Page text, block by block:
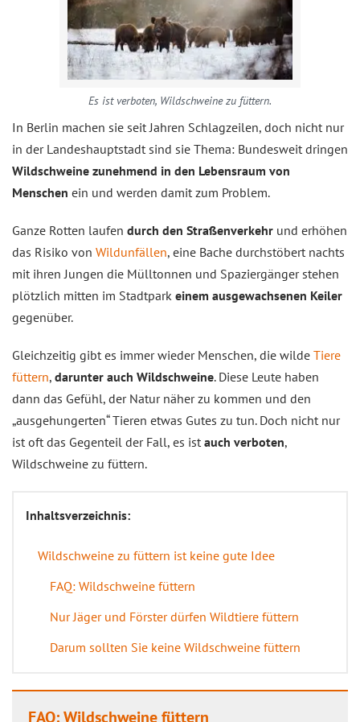
Es ist verboten, Wildschweine zu füttern.
In Berlin machen sie seit Jahren Schlagzeilen, doch nicht nur
in der Landeshauptstadt sind sie Thema: Bundesweit dringen
Wildschweine zunehmend in den Lebensraum von
Menschen ein und werden damit zum Problem.
Ganze Rotten laufen durch den Straßenverkehr und erhöhen
das Risiko von Wildunfällen, eine Bache durchstöbert nachts
mit ihren Jungen die Mülltonnen und Spaziergänger stehen
plötzlich mitten im Stadtpark einem ausgewachsenen Keiler
gegenüber.
Gleichzeitig gibt es immer wieder Menschen, die wilde Tiere
füttern, darunter auch Wildschweine. Diese Leute haben
dann das Gefühl, der Natur näher zu kommen und den
„ausgehungerten“ Tieren etwas Gutes zu tun. Doch nicht nur
ist oft das Gegenteil der Fall, es ist auch verboten,
Wildschweine zu füttern.
Inhaltsverzeichnis:
Wildschweine zu füttern ist keine gute Idee
FAQ: Wildschweine füttern
Nur Jäger und Förster dürfen Wildtiere füttern
Darum sollten Sie keine Wildschweine füttern
FAQ: Wildschweine füttern